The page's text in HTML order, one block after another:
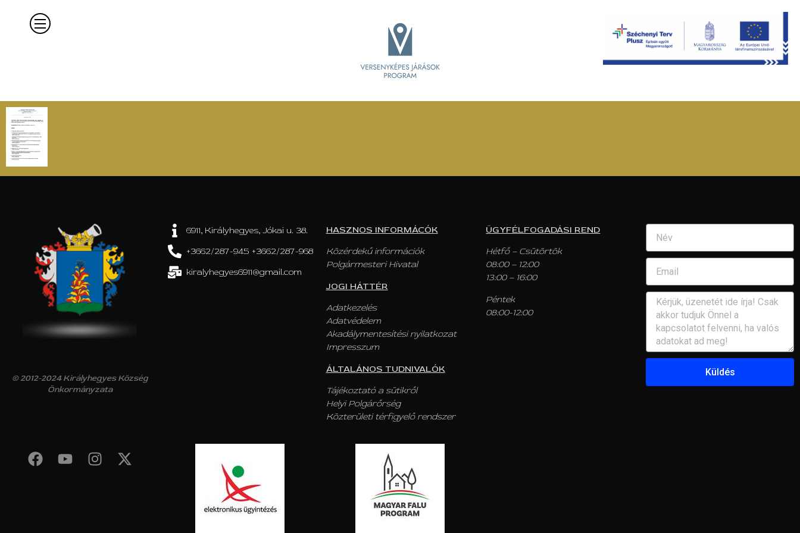
© 2012-2024 Királyhegyes Község
Önkormányzata
6911, Királyhegyes, Jókai u. 38.
+3662/287-945 +3662/287-968
kiralyhegyes6911@gmail.com
HASZNOS INFORMÁCÓK
Közérdekű információk
Polgármesteri Hivatal
JOGI HÁTTÉR
Adatkezelés
Adatvédelem
Akadálymentesítési nyilatkozat
Impresszum
ÁLTALÁNOS TUDNIVALÓK
Tájékoztató a sütikről
Helyi Polgárőrség
Közterületi térfigyelő rendszer
ÜGYFÉLFOGADÁSI REND
Hétfő – Csütörtök
08:00 – 12:00
13:00 – 16:00
Péntek
08:00-12:00
Küldés